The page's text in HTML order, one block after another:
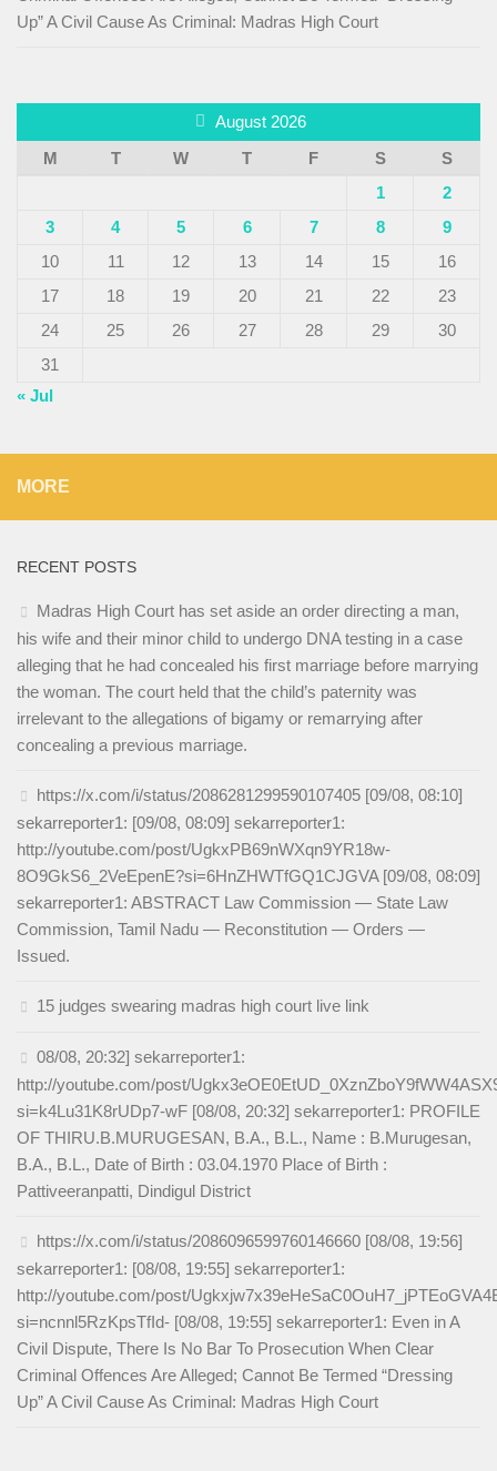
Up” A Civil Cause As Criminal: Madras High Court
August 2026
M
T W T F S
S
1
2
3
4 5 6 7 8
9
10
11 12 13 14 15
16
17
18 19 20 21 22
23
24
25 26 27 28 29
30
31
« Jul
MORE
RECENT POSTS
Madras High Court has set aside an order directing a man,
his wife and their minor child to undergo DNA testing in a case
alleging that he had concealed his first marriage before marrying
the woman. The court held that the child’s paternity was
irrelevant to the allegations of bigamy or remarrying after
concealing a previous marriage.
https://x.com/i/status/2086281299590107405 [09/08, 08:10]
sekarreporter1: [09/08, 08:09] sekarreporter1:
http://youtube.com/post/UgkxPB69nWXqn9YR18w-
8O9GkS6_2VeEpenE?si=6HnZHWTfGQ1CJGVA [09/08, 08:09]
sekarreporter1: ABSTRACT Law Commission — State Law
Commission, Tamil Nadu — Reconstitution — Orders —
Issued.
15 judges swearing madras high court live link
08/08, 20:32] sekarreporter1:
http://youtube.com/post/
si=k4Lu31K8rUDp7-wF [08/08, 20:32] sekarreporter1: PROFILE
OF THIRU.B.MURUGESAN, B.A., B.L., Name : B.Murugesan,
B.A., B.L., Date of Birth : 03.04.1970 Place of Birth :
Pattiveeranpatti, Dindigul District
https://x.com/i/status/2086096599760146660 [08/08, 19:56]
sekarreporter1: [08/08, 19:55] sekarreporter1:
http://youtube.com/post/
si=ncnnl5RzKpsTfId- [08/08, 19:55] sekarreporter1: Even in A
Civil Dispute, There Is No Bar To Prosecution When Clear
Criminal Offences Are Alleged; Cannot Be Termed “Dressing
Up” A Civil Cause As Criminal: Madras High Court